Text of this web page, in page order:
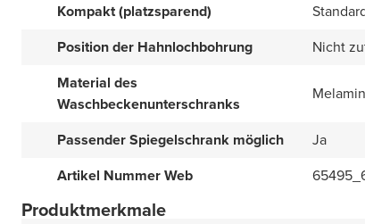
Kompakt (platzsparend)
Position der Hahnlochbohrung
Nicht
Material des
Waschbeckenunterschranks
Melamin
Passender Spiegelschrank möglich
Ja
Artikel Nummer Web
Produktmerkmale